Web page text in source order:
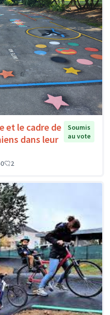
et le cadre de
dans leur
Soumis
au vote
0 2